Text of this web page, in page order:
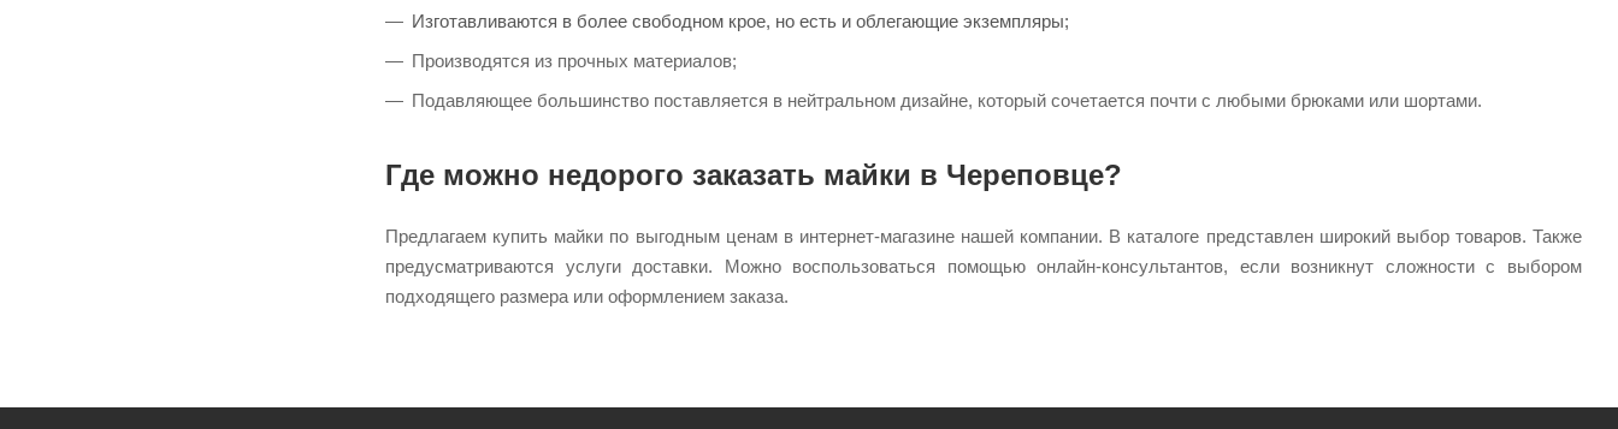
Изготавливаются в более свободном крое, но есть и облегающие экземпляры;
Производятся из прочных материалов;
Подавляющее большинство поставляется в нейтральном дизайне, который сочетается почти с любыми брюками или шортами.
Где можно недорого заказать майки в Череповце?
Предлагаем купить майки по выгодным ценам в интернет-магазине нашей компании. В каталоге представлен широкий выбор товаров. Также
предусматриваются услуги доставки. Можно воспользоваться помощью онлайн-консультантов, если возникнут сложности с выбором
подходящего размера или оформлением заказа.